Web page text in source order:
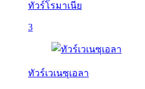
ทัวร์โรมาเนีย
3
ทัวร์เวเนซุเอลา